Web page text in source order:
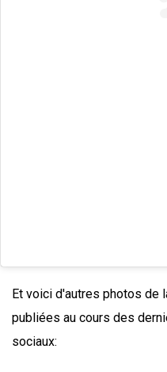
Et voici d'autres photos
publiées au cours des
sociaux: